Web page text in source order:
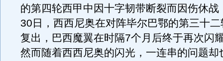
的第四轮西甲中因十字韧带断裂而因伤休
30日，西西尼奥在对阵毕尔巴鄂的第三十
复出，巴西魔翼在时隔7个月后终于再次闪
然而随着西西尼奥的闪光，一连串的问题却